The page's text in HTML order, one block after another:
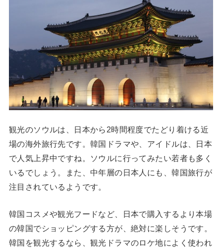
観光のソウルは、日本から2時間程度でたどり着ける近
場の海外旅行先です。韓国ドラマや、アイドルは、日本
で人気上昇中ですね。ソウルに行ってみたい若者も多く
いるでしょう。また、中年層の日本人にも、韓国旅行が
注目されているようです。
韓国コスメや観光フードなど、日本で購入するより本場
の韓国でショッピングする方が、絶対に楽しそうです。
韓国を観光するなら、観光ドラマのロケ地によく使われ